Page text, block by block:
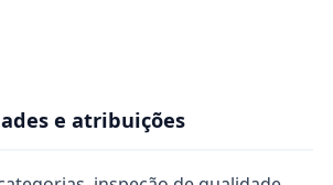
e atribuições